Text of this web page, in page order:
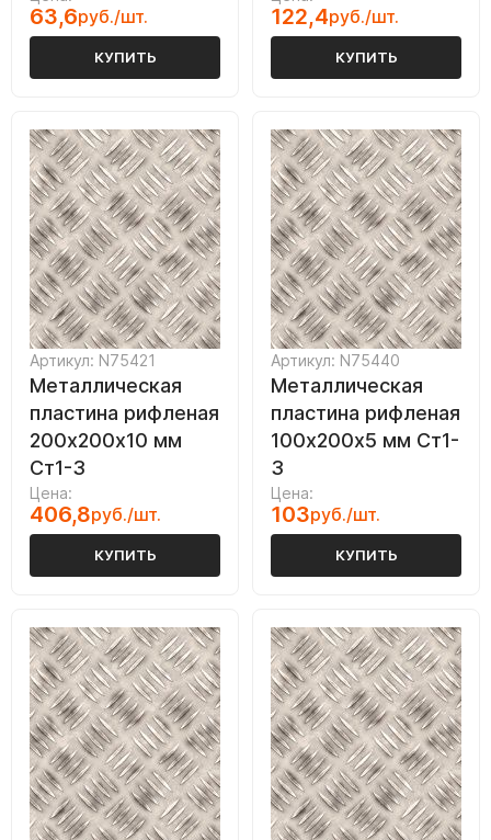
63,6руб./шт.
КУПИТЬ
122,4руб./шт.
КУПИТЬ
Артикул: N75421
Металлическая
пластина рифленая
200х200х10 мм
Ст1-3
Цена:
406,8руб./шт.
КУПИТЬ
Артикул: N75440
Металлическая
пластина рифленая
100х200х5 мм Ст1-
3
Цена:
103руб./шт.
КУПИТЬ